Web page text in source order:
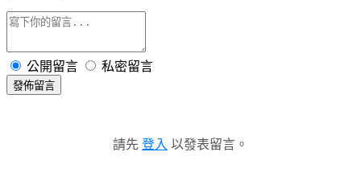
公開留言 私密留言
發佈留言
請先 登入 以發表留言。